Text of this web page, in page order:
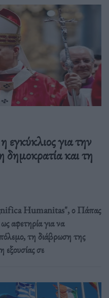
για την
και τη
Humanitas", ο Πάπας
αφετηρία για να
τη διάβρωση της
εξουσίας σε